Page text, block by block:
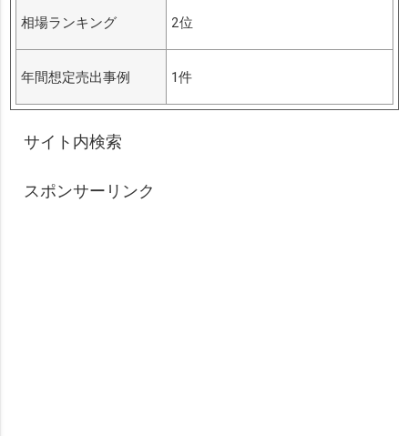
相場ランキング 2位
年間想定売出事例 1件
サイト内検索
スポンサーリンク